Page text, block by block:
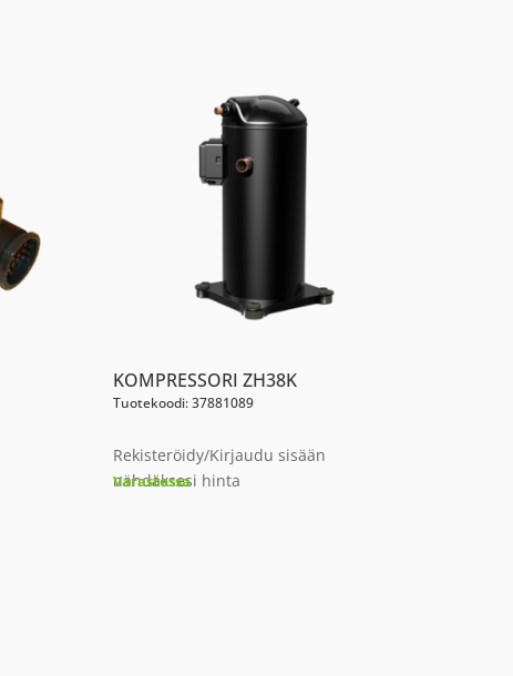
KOMPRESSORI ZH38K
Tuotekoodi: 37881089
Rekisteröidy/Kirjaudu sisään
nähdäksesi hinta
Varastossa